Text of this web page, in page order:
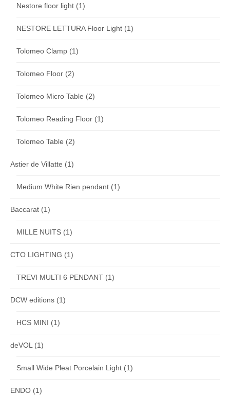
Nestore floor light (1)
NESTORE LETTURA Floor Light (1)
Tolomeo Clamp (1)
Tolomeo Floor (2)
Tolomeo Micro Table (2)
Tolomeo Reading Floor (1)
Tolomeo Table (2)
Astier de Villatte (1)
Medium White Rien pendant (1)
Baccarat (1)
MILLE NUITS (1)
CTO LIGHTING (1)
TREVI MULTI 6 PENDANT (1)
DCW editions (1)
HCS MINI (1)
deVOL (1)
Small Wide Pleat Porcelain Light (1)
ENDO (1)